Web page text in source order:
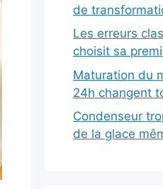
de
Les erreurs
choisit sa
Maturation du
24h changent
Condenseur
de la glace